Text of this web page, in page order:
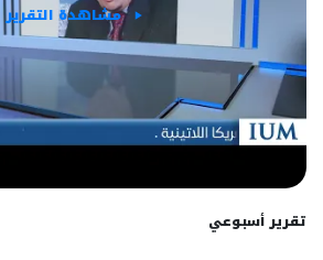
مشاهدة التقرير
تقرير أسبوعي